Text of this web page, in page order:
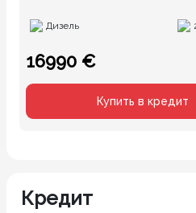
Дизель
16990 €
Купить в кредит
Кредит